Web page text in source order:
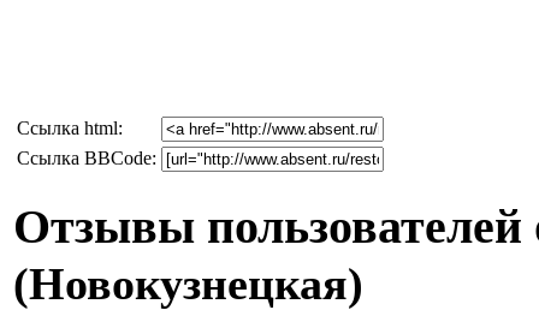
Cсылка html:
Ссылка BBCode:
Отзывы пользователей
(Новокузнецкая)